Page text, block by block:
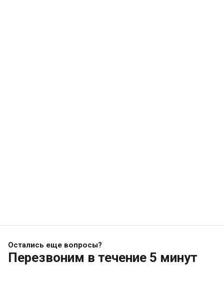
Остались еще вопросы?
Перезвоним в течение 5 минут